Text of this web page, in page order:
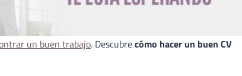
un buen trabajo. Descubrecómo hacer un buen CV